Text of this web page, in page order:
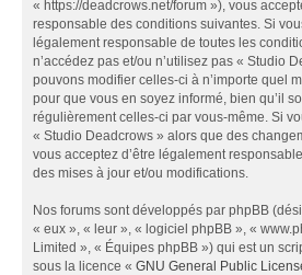
« https://deadcrows.net/forum »), vous
responsable des conditions suivantes. Si
légalement responsable de toutes les
n’accédez pas et/ou n’utilisez pas « Studio
pouvons modifier celles-ci à n’importe quel
pour que vous en soyez informé, bien qu’il
régulièrement celles-ci par vous-même. Si
« Studio Deadcrows » alors que des
vous acceptez d’être légalement
des mises à jour et/ou modifications.
Nos forums sont développés par phpBB
« eux », « leur », « logiciel phpBB », «
Limited », « Équipes phpBB ») qui est un
sous la licence « GNU General Public